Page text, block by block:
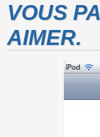
VOUS
AIMER.